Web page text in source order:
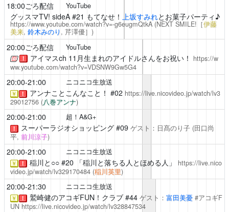
18:00ごろ配信 YouTube
グッスマTV! sideA#21 もてなせ！ 上坂すみれとお菓子パーティ♪
https://www.youtube.com/watch?v=-g6eugmQtkA (NEXT SMILE!［伊藤
美来, 鈴木みのり , 芹澤優］)
20:00ごろ配信 YouTube
！ アイマスch 11月生まれのアイドルさんをお祝い！
https://w
ww.youtube.com/watch?v=VDSNW9Gw5G4
20:00-21:00 ニコニコ生放送
￥ ！ アンナことこんなこと！ #02 https://live.nicovideo.jp/watch/lv3
29012756 (八巻アンナ)
20:00-21:00 超！A&G+
！ スーパーラジオショッピング#09 ゲスト：日髙のり子 (田口尚
平, 前川涼子)
20:00-21:00 ニコニコ生放送
￥ ！ 稲川と○○#20 「稲川と落ちる人とほめる人」
https://live.nico
video.jp/watch/lv329170484 (稲川英里)
20:00-21:30 ニコニコ生放送
￥ ！ 鷲崎健のアコギFUN！クラブ #44 ゲスト： 富田美憂#アコギF
UN https://live.nicovideo.jp/watch/lv328847534